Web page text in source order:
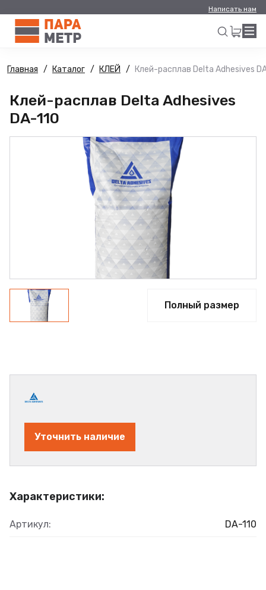
Написать нам
Искать
Главная Каталог КЛЕЙ Клей-расплав Delta Adhesives
Клей-расплав Delta Adhesives
DA-110
Полный размер
Характеристики:
Артикул: DA-110
Уточнить наличие